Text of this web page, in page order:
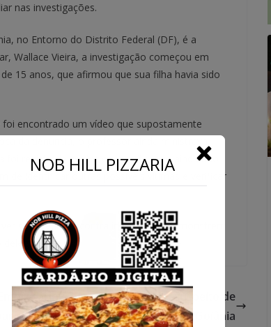
nas investigações.
no Entorno do Distrito Federal (DF), é a
Wallace Vieira, a investigação começou em
15 anos, que afirmou que sua filha havia sido
encontrado um vídeo que supostamente
da denúncia, o professor ainda ministrava
registrada contra o suspeito, que ainda não
de identificar outras possíveis vítimas e verificar
se a gente encontra indícios que demonstrem
Vieira.
Empresário é preso em flagrante suspeito de
e estuprar homem após festa em Goiânia
NOB HILL PIZZARIA